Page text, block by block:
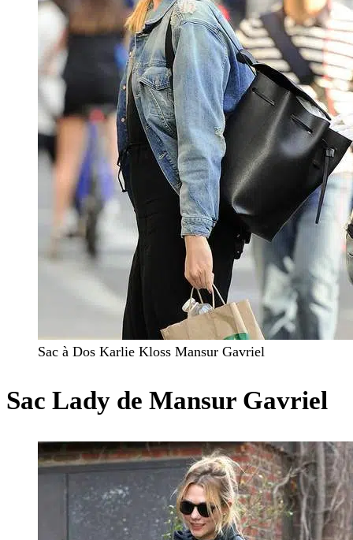
Sac à Dos Karlie Kloss Mansur Gavriel
Sac Lady de Mansur Gavriel